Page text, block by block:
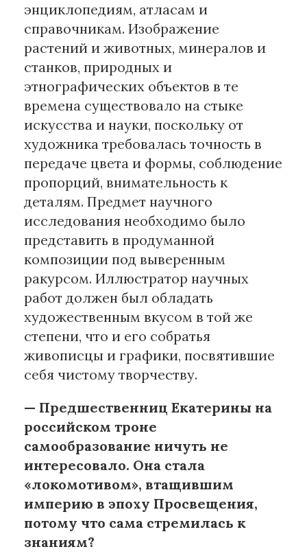
энциклопедиям, атласам и
справочникам. Изображение
растений и животных, минералов и
станков, природных и
этнографических объектов в те
времена существовало на стыке
искусства и науки, поскольку от
художника требовалась точность в
передаче цвета и формы, соблюдение
пропорций, внимательность к
деталям. Предмет научного
исследования необходимо было
представить в продуманной
композиции под выверенным
ракурсом. Иллюстратор научных
работ должен был обладать
художественным вкусом в той же
степени, что и его собратья
живописцы и графики, посвятившие
себя чистому творчеству.
— Предшественниц Екатерины на
российском троне
самообразование ничуть не
интересовало. Она стала
«локомотивом», втащившим
империю в эпоху Просвещения,
потому что сама стремилась к
знаниям?